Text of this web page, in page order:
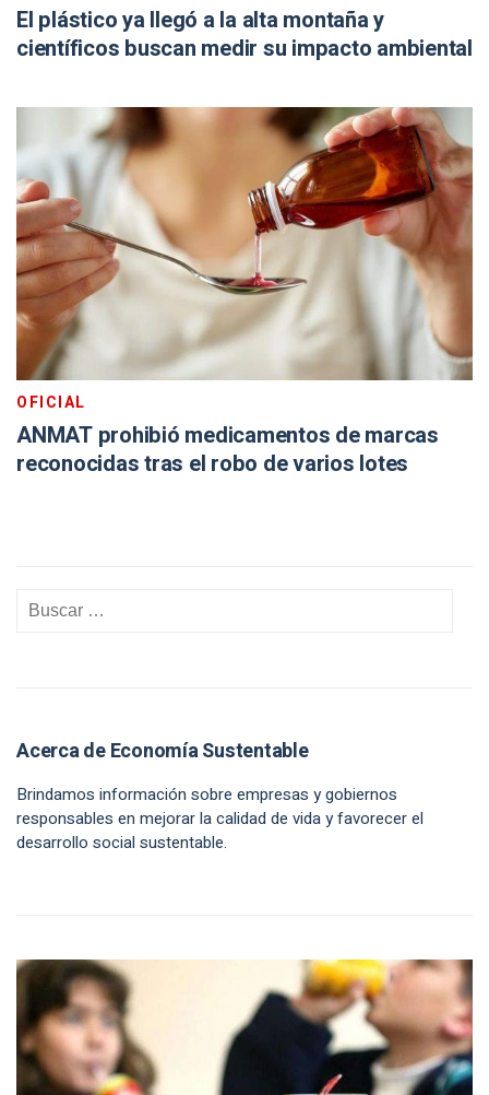
El plástico ya llegó a la alta montaña y
científicos buscan medir su impacto ambiental
OFICIAL
ANMAT prohibió medicamentos de marcas
reconocidas tras el robo de varios lotes
Acerca de Economía Sustentable
Brindamos información sobre empresas y gobiernos
responsables en mejorar la calidad de vida y favorecer el
desarrollo social sustentable.